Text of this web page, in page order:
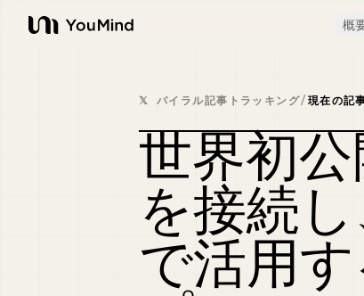
YouMind
概
𝕏 バイラル記事トラッキング/現在の記
世界初公
を接続
で活用